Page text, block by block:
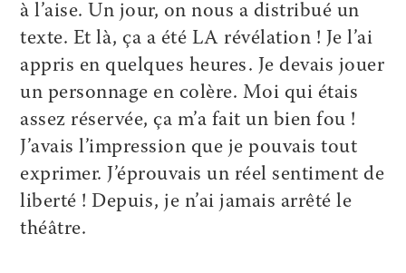
à l’aise. Un jour, on nous a distribué un
texte. Et là, ça a été LA révélation ! Je l’ai
appris en quelques heures. Je devais jouer
un personnage en colère. Moi qui étais
assez réservée, ça m’a fait un bien fou !
J’avais l’impression que je pouvais tout
exprimer. J’éprouvais un réel sentiment de
liberté ! Depuis, je n’ai jamais arrêté le
théâtre.